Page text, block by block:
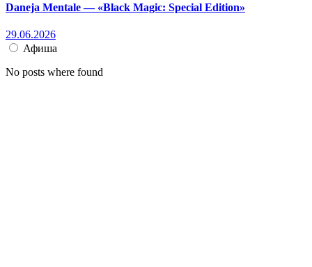
Daneja Mentale — «Black Magic: Special Edition»
29.06.2026
Афиша
No posts where found